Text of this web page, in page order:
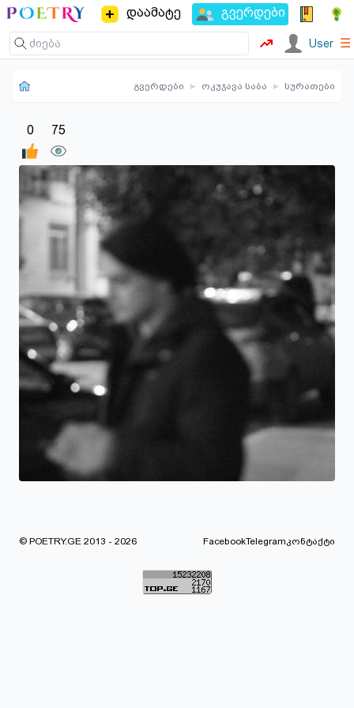
დაამატე გვერდები
User ☰
გვერდები ▸ ოკუჯავა საბა ▸ სურათები
0 75
© POETRY.GE 2013 - 2026 FacebookTelegramკონტაქტი